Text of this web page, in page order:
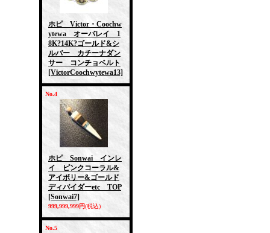
ホピ Victor・Coochw
ytewa オーバレイ 1
8K?14K?ゴールド&シ
ルバー カチーナダン
サー コンチョベルト
[VictorCoochwytewa13]
No.4
ホピ Sonwai インレ
イ ピンクコーラル&
アイボリー&ゴールド
ディバイダーetc TOP
[Sonwai7]
999,999,999円(税込)
No.5